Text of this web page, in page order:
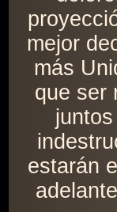
mejor
más
que ser
estarán